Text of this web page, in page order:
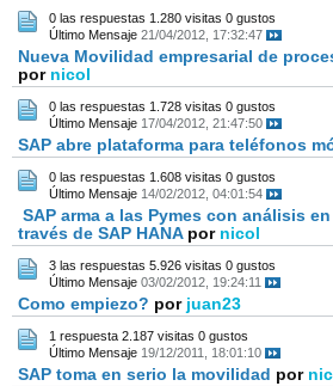
Nueva Movilidad empresarial de
por nicol
0 las respuestas 1.280 visitas 0 gustos
Último Mensaje 21/04/2012, 17:32:47
SAP abre plataforma para teléfonos
0 las respuestas 1.728 visitas 0 gustos
Último Mensaje 17/04/2012, 21:47:50
SAP arma a las Pymes con análisis
través de SAP HANA por nicol
0 las respuestas 1.608 visitas 0 gustos
Último Mensaje 14/02/2012, 04:01:54
Como empiezo? por juan23
3 las respuestas 5.926 visitas 0 gustos
Último Mensaje 03/02/2012, 19:24:11
SAP toma en serio la movilidad por
1 respuesta 2.187 visitas 0 gustos
Último Mensaje 19/12/2011, 18:01:10